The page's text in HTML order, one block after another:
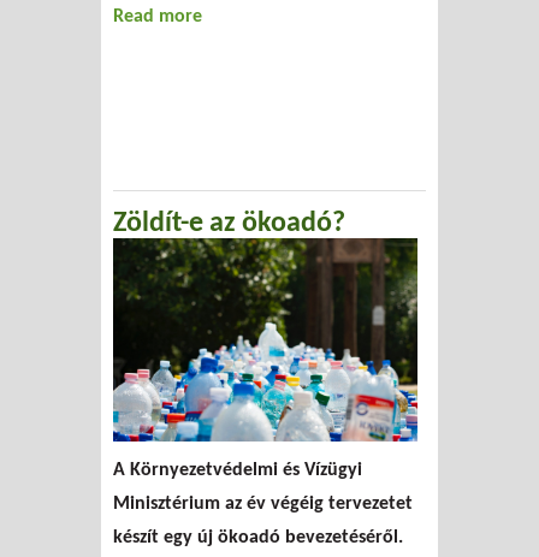
Read more
Zöldít-e az ökoadó?
A Környezetvédelmi és Vízügyi
Minisztérium az év végéig tervezetet
készít egy új ökoadó bevezetéséről.